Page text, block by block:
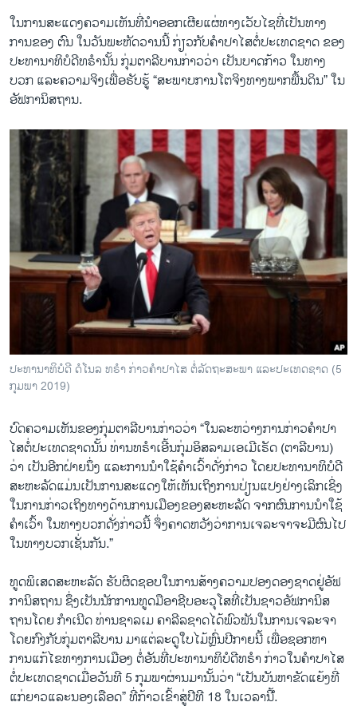
ໃນ​ການ​ສະ​ແດງ​ຄວາມ​ເຫັນທີ່​ນຳ​ອອກ​ເຜີຍ​ແຜ່​ທາງ​ເວັບ​ໄຊ​ທີ່​ເປັນ​ທາງ​
ການຂອງ ​ຕົນ​ ໃນ​ວັນ​ພະ​ຫັດ​ວານນີ້ ກ່ຽວ​ກັບ​ຄຳ​ປາ​ໄສ​ຕໍ່​ປະ​ເທດ​ຊາດ ຂອງ​
ປະ​ທາ​ນາ​ທິ​ບໍ​ດີ​ທ​ຣຳ​ນັ້ນ ກຸ່ມ​ຕາ​ລີ​ບານ​ກ່າວ​ວ່າ ເປັນ​ບາດ​ກ້າວ​ ໃນ​ທາງ
ບວກ ແລະ​ຄວາມຈິງ​ເພື່ອຮັບ​ຮູ້ “ສະພາບ​ການ​ໂຕ​ຈິງ​ທາງ​ພາກ​ພື້ນ​ດິນ” ໃນ​
ອັ​ຟ​ກາ​ນິ​ສ​ຖານ.
​ປະ​ທາ​ນາ​ທິ​ບໍ​ດີ ດໍ​ໂນ​ລ ທ​ຣຳ ກ່າວ​ຄຳ​ປາ​ໄສ ຕໍ່​ລັດ​ຖະ​ສະ​ພາ ແລະ​ປະ​ເທດ​ຊາດ (5
ກຸມ​ພາ 2019)
ບົດ​ຄວາມ​ເຫັນ​ຂອງ​ກຸ່ມ​ຕາ​ລີ​ບານ​ກ່າວ​ວ່າ “ໃນ​ລະ​ຫວ່າງ​ການ​ກ່າວ​ຄຳ​ປາ​
ໄສ​ຕໍ່​ປະ​ເທດ​ຊາດນັ້ນ ທ່ານ​ທ​ຣຳ​ເອີ້ນ​ກຸ່ມ​ອິ​ສ​ລາມ​ເອ​ເມີ​ເຣັດ (ຕາ​ລີ​ບານ)
ວ່າ ເປັນອີກ​ຝ່າຍ​ນຶ່ງ ແລະ​ການ​ນຳ​ໃຊ້​ຄຳ​ເວົ້າ​ດັ່ງ​ກ່າວ ໂດຍ​ປະ​ທາ​ນາ​ທິ​ບໍ​ດີ​
ສະ​ຫະ​ລັດແມ່ນ​ເປັນ​ການ​ສະ​ແດງ​ໃຫ້​ເຫັນ​ເຖິງ​ການ​ປ່ຽນ​ແປງ​ຢ່າງ​ເລິກ​ເຊິ່ງ
ໃນ​ການ​ກ່າວເຖິງ​ທາງ​ດ້ານ​ການ​ເມືອງ​ຂອງ​ສະ​ຫະ​ລັດ ຈາກ​ຜົນ​ການ​ນຳ​ໃຊ້​
ຄຳ​ເວົ້າ ​ໃນ​ທາງບວກ​ດັ່ງ​ກ່າວນີ້​ ຈຶ່ງຄາດ​ຫວັງ​ວ່າ​ການ​ເຈ​ລະ​ຈາ​ຈະ​ມີ​ຜົນ​ໄປ​
ໃນ​ທາງບວກ​ເຊັ່ນກັນ.”
ທູດ​ພິ​ເສດ​ສະ​ຫະ​ລັດ ຮັບ​ຜິດ​ຊອບ​ໃນ​ການ​ສ້າງ​ຄວາມ​ປອງດອງ​ຊາດ​ຢູ່​ອັ​ຟ​
ການິ​ສ​ຖານ ​ຊຶ່ງ​ເປັນ​ນັກ​ການ​ທູດ​ມື​ອາ​ຊີບ​ອະ​ວຸ​ໂສທີ່​ເປັນ​ຊາວ​ອັ​ຟ​ກາ​ນິ​ສ​
ຖານ​ໂດຍ ກຳ​ເນີດ ທ່ານຊາ​ລ​ເມ ຄາ​ລີ​ລ​ຊາດໄດ້​ພົວ​ພັນ​ໃນ​ການ​ເຈ​ລະ​ຈາ​
ໂດຍ​ກົງ​ກັບ​ກຸ່ມ​ຕາ​ລີ​ບານ ​ມາແຕ່​ລະ​ດູ​ໃບ​ໄມ້​ຫຼົ່ນ​ປີ​ກາຍນີ້ ເພື່ອ​ຊອກ​ຫາ​
ການ​ແກ້​ໄຂ​ທາງ​ການເມືອງ ຕໍ່​ອັນ​ທີ່​ປະ​ທາ​ນາ​ທິ​ບໍ​ດີ​ທ​ຣຳ​ ກ່າວ​ໃນ​ຄຳ​ປາ​ໄສ​
ຕໍ່​ປະ​ເທດ​ຊາດ​ເມື່ອ​ວັນທີ 5 ກຸມ​ພາ​ຜ່ານ​ມານັ້ນ​ວ່າ “ເປັນ​ບັນ​ຫາ​ຂັດ​ແຍ້ງ​ທີ່​
ແກ່​ຍາວ​ແລະ​ນອງ​ເລືອດ” ທີ່​ກ້າວ​ເຂົ້າ​ສູ່​ປີ​ທີ 18 ໃນ​ເວ​ລານີ້.ໍ